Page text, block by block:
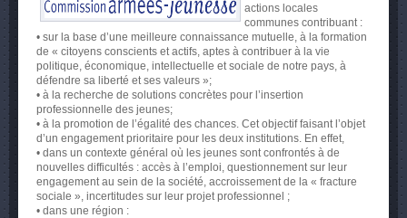
actions locales
communes contribuant :
• sur la base d’une meilleure connaissance mutuelle, à la formation
de « citoyens conscients et actifs, aptes à contribuer à la vie
politique, économique, intellectuelle et sociale de notre pays, à
défendre sa liberté et ses valeurs »;
• à la recherche de solutions concrètes pour l’insertion
professionnelle des jeunes;
• à la promotion de l’égalité des chances. Cet objectif faisant l’objet
d’un engagement prioritaire pour les deux institutions. En effet,
• dans un contexte général où les jeunes sont confrontés à de
nouvelles difficultés : accès à l’emploi, questionnement sur leur
engagement au sein de la société, accroissement de la « fracture
sociale », incertitudes sur leur projet professionnel ;
• dans une région :